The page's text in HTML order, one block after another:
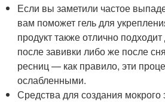
Если вы заметили частое
вам поможет гель для
продукт также отлично
после завивки либо же после
ресниц — как правило, эти
ослабленными.
Средства для создания